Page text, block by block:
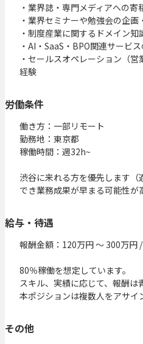
・業界誌・専門メディアへの
・業界セミナーや勉強会の企画
・制度産業に関するドメイン
・AI・SaaS・BPO関連サービ
・セールスオペレーション（
経験
労働条件
働き方：一部リモート
勤務地：東京都
稼働時間：週32h~
渋谷に来れる方を優先します
でき業務成果が早まる可能性が
給与・待遇
報酬金額：120万円 〜 300万円 /
80％稼働を想定しています。
スキル、実績に応じて、報酬は
本ポジションは複数人をアサイ
その他